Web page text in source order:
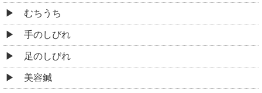
むちうち
手のしびれ
足のしびれ
美容鍼